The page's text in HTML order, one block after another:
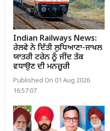
Indian Railways News:
ਰੇਲਵੇ ਨੇ ਦਿੱਤੀ ਲੁਧਿਆਣਾ-ਜਾਖਲ
ਯਾਤਰੀ ਟਰੇਨ ਨੂੰ ਜੀਂਦ ਤੱਕ
ਵਧਾਉਣ ਦੀ ਮਨਜ਼ੂਰੀ
Published On 01 Aug 2026
16:57:07